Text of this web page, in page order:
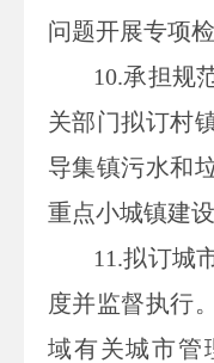
问题开展专项
10.承担规
关部门拟订村
导集镇污水和
重点小城镇建设
11.拟订城
度并监督执行
域有关城市管